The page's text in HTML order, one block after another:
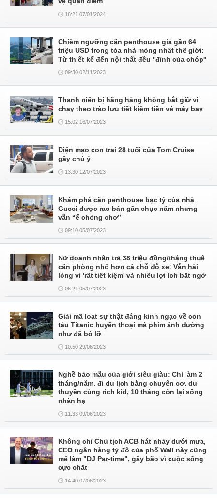
16:21 07/01/2024
Chiêm ngưỡng căn penthouse giá gần 64
triệu USD trong tòa nhà mỏng nhất thế giới:
Từ thiết kế đến nội thất đều ''đỉnh của chóp''
09:30 02/11/2023
Thanh niên bị hãng hàng không bắt giữ vì
chạy theo trào lưu tiết kiệm tiền vé máy bay
15:02 16/07/2023
Diện mạo con trai 28 tuổi của Tom Cruise
gây chú ý
13:30 12/07/2023
Khám phá căn penthouse bạc tỷ của nhà
Gucci được rao bán gần chục năm nhưng
vẫn “ế chỏng chơ”
09:10 05/07/2023
Nữ doanh nhân trả 38 triệu đồng/tháng thuê
căn phòng nhỏ hơn cả chỗ đỗ xe: Vẫn hài
lòng vì 'rất tiết kiệm' và nhiều lợi ích bất ngờ
06:21 05/07/2023
Giải mã loạt sự thật đáng kinh ngạc về con
tàu Titanic huyền thoại mà phim ảnh dường
như đã bỏ lỡ
10:50 29/06/2023
Nghề bảo mẫu của giới siêu giàu: Chỉ làm 2
tháng/năm, đi du lịch bằng chuyên cơ, du
thuyền cùng rich kid, 10 tháng còn lại sống
nhàn hạ
11:33 09/06/2023
Không chỉ Chủ tịch ACB hát nhảy dưới mưa,
CEO ngân hàng tỷ đô của phố Wall này cũng
mê làm "DJ Par-time", gây bão vì cuộc sống
cực chất
14:40 07/06/2023